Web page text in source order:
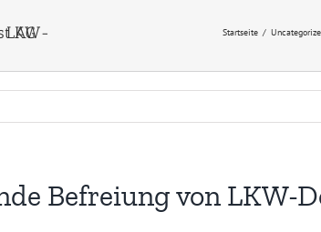
Post AG Startseite /
Befreiung von